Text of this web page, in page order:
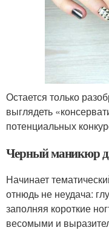
Остается только
выглядеть
потенциальных
Черный маникюр
Начинает
отнюдь не неудача:
заполняя короткие
весомыми и